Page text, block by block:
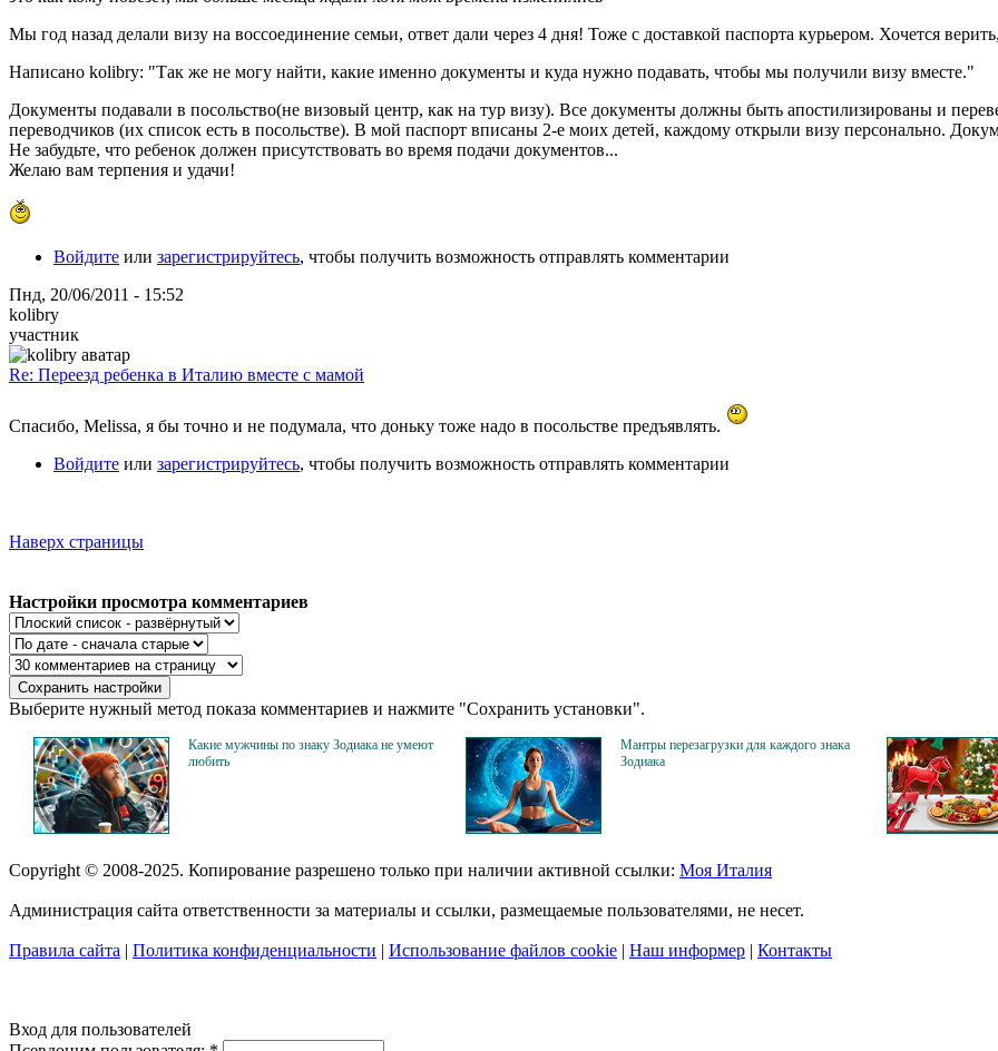
Мы год назад делали визу на воссоединение семьи, ответ дали через 4 дня! Тоже с доставкой паспорта курьером. Хочется
Написано kolibry: "Так же не могу найти, какие именно документы и куда нужно подавать, чтобы мы получили визу вместе."
Документы подавали в посольство(не визовый центр, как на тур визу). Все документы должны быть апостилизированы и
переводчиков (их список есть в посольстве). В мой паспорт вписаны 2-е моих детей, каждому открыли визу персонально.
Не забудьте, что ребенок должен присутствовать во время подачи документов...
Желаю вам терпения и удачи!
Войдите или зарегистрируйтесь, чтобы получить возможность отправлять комментарии
Пнд, 20/06/2011 - 15:52
kolibry
участник
Re: Переезд ребенка в Италию вместе с мамой
Спасибо, Melissa, я бы точно и не подумала, что доньку тоже надо в посольстве предъявлять.
Войдите или зарегистрируйтесь, чтобы получить возможность отправлять комментарии
Наверх страницы
Настройки просмотра комментариев
Выберите нужный метод показа комментариев и нажмите "Сохранить установки".
Какие мужчины по знаку Зодиака не умеют
любить
Мантры перезагрузки для каждого знака
Зодиака
Copyright © 2008-2025. Копирование разрешено только при наличии активной ссылки: Моя Италия
Администрация сайта ответственности за материалы и ссылки, размещаемые пользователями, не несет.
Правила сайта | Политика конфиденциальности | Использование файлов cookie | Наш информер | Контакты
Вход для пользователей